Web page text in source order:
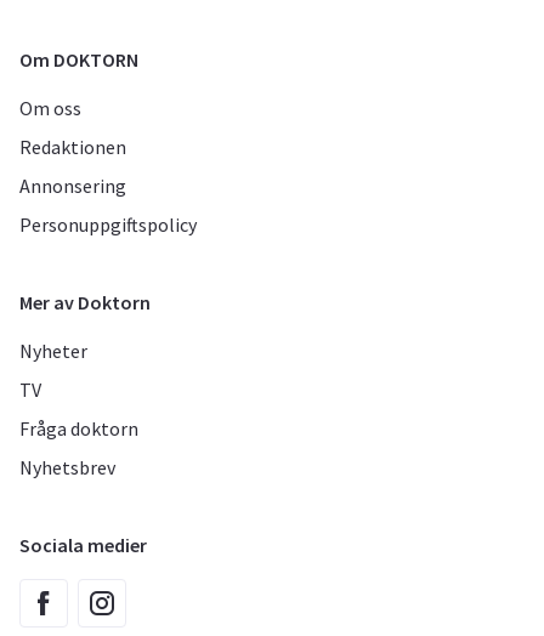
Om DOKTORN
Om oss
Redaktionen
Annonsering
Personuppgiftspolicy
Mer av Doktorn
Nyheter
TV
Fråga doktorn
Nyhetsbrev
Sociala medier